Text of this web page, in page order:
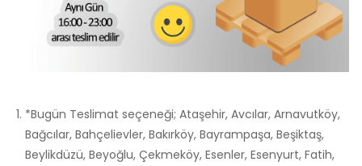
*Bugün Teslimat seçeneği; Ataşehir, Avcılar, Arnavutköy,
Bağcılar, Bahçelievler, Bakırköy, Bayrampaşa, Beşiktaş,
Beylikdüzü, Beyoğlu, Çekmeköy, Esenler, Esenyurt, Fatih,